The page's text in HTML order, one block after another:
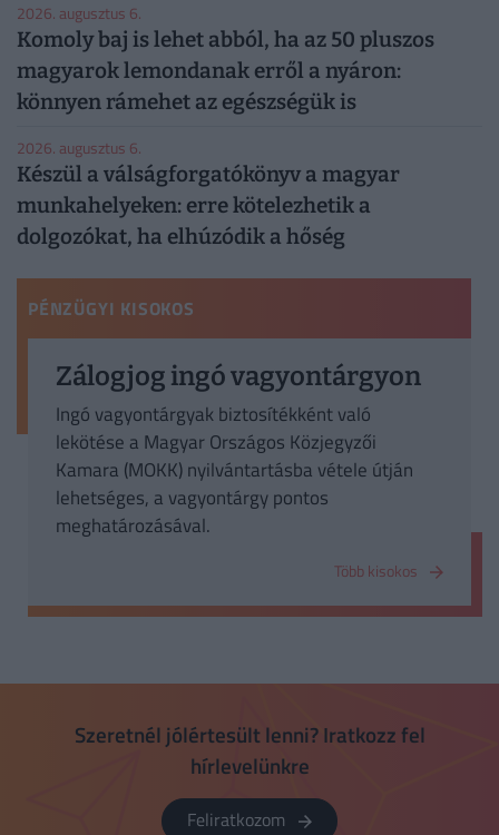
2026. augusztus 6.
Komoly baj is lehet abból, ha az 50 pluszos
magyarok lemondanak erről a nyáron:
könnyen rámehet az egészségük is
2026. augusztus 6.
Készül a válságforgatókönyv a magyar
munkahelyeken: erre kötelezhetik a
dolgozókat, ha elhúzódik a hőség
PÉNZÜGYI KISOKOS
Zálogjog ingó vagyontárgyon
Ingó vagyontárgyak biztosítékként való
lekötése a Magyar Országos Közjegyzői
Kamara (MOKK) nyilvántartásba vétele útján
lehetséges, a vagyontárgy pontos
meghatározásával.
Több kisokos
Szeretnél jólértesült lenni? Iratkozz fel
hírlevelünkre
Feliratkozom